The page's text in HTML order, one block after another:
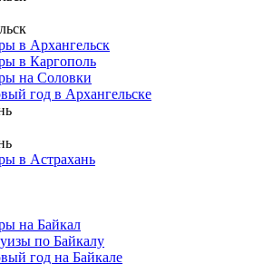
в Архангельск
в Каргополь
на Соловки
год в Архангельске
в Астрахань
на Байкал
по Байкалу
год на Байкале